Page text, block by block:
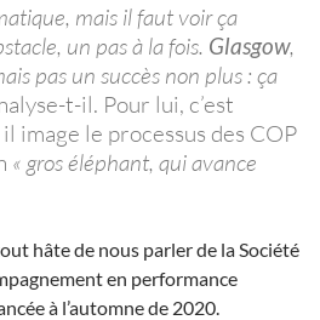
mais il faut voir ça
un pas à la fois. Glasgow,
pas un succès non plus : ça
t-il. Pour lui, c’est
image le processus des COP
« gros éléphant, qui avance
hâte de nous parler de la Société
en performance
à l’automne de 2020.